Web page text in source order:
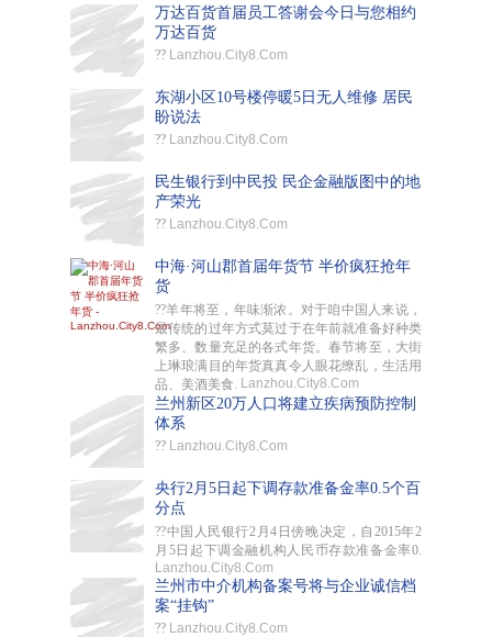
万达百货首届员工答谢会今日与您相约
万达百货
?? Lanzhou.City8.Com
东湖小区10号楼停暖5日无人维修 居民
盼说法
?? Lanzhou.City8.Com
民生银行到中民投 民企金融版图中的地
产荣光
?? Lanzhou.City8.Com
中海·河山郡首届年货节 半价疯狂抢年
货
??羊年将至，年味渐浓。对于咱中国人来说，
最传统的过年方式莫过于在年前就准备好种类
繁多、数量充足的各式年货。春节将至，大街
上琳琅满目的年货真真令人眼花缭乱，生活用
品、美酒美食. Lanzhou.City8.Com
兰州新区20万人口将建立疾病预防控制
体系
?? Lanzhou.City8.Com
央行2月5日起下调存款准备金率0.5个百
分点
??中国人民银行2月4日傍晚决定，自2015年2
月5日起下调金融机构人民币存款准备金率0.
Lanzhou.City8.Com
兰州市中介机构备案号将与企业诚信档
案“挂钩”
?? Lanzhou.City8.Com